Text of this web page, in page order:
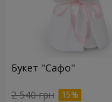
Букет "Сафо"
2 540 грн